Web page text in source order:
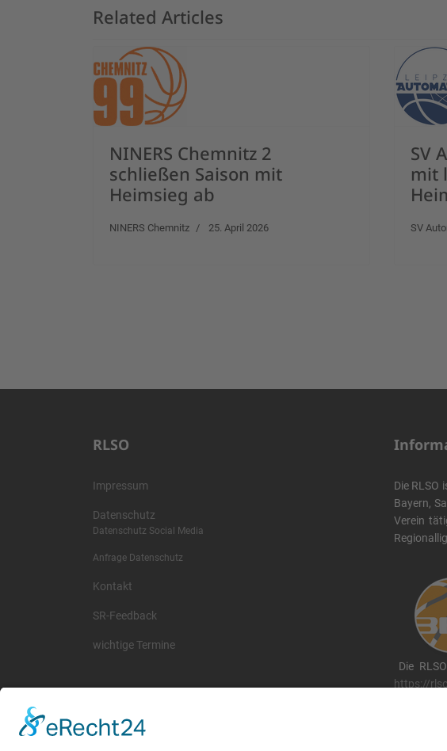
Related Articles
NINERS Chemnitz 2
schließen Saison mit
Heimsieg ab
NINERS Chemnitz 25. April 2026
SV
mit
SV
RLSO
Impressum
Datenschutz
Datenschutz Social Media
Anfrage Datenschutz
Kontakt
SR-Feedback
wichtige Termine
Die RLSO
Bayern,
Verein
Die
https://